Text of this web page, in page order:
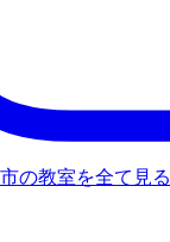
の教室を全て見る